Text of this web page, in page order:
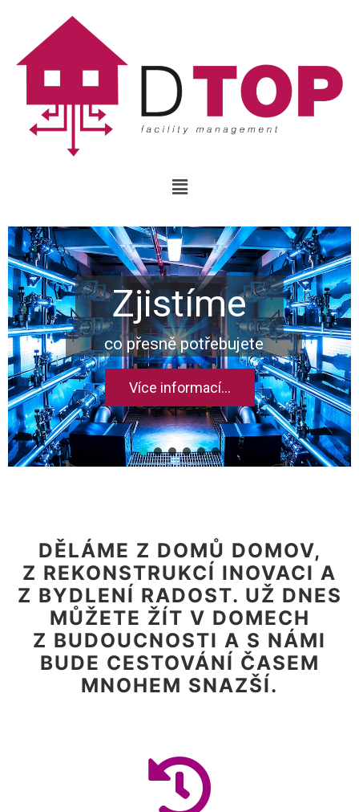
Zjistíme
co přesně potřebujete
Více informací...
DĚLÁME Z DOMŮ DOMOV,
Z REKONSTRUKCÍ INOVACI A
Z BYDLENÍ RADOST. UŽ DNES
MŮŽETE ŽÍT V DOMECH
Z BUDOUCNOSTI A S NÁMI
BUDE CESTOVÁNÍ ČASEM
MNOHEM SNAZŠÍ.